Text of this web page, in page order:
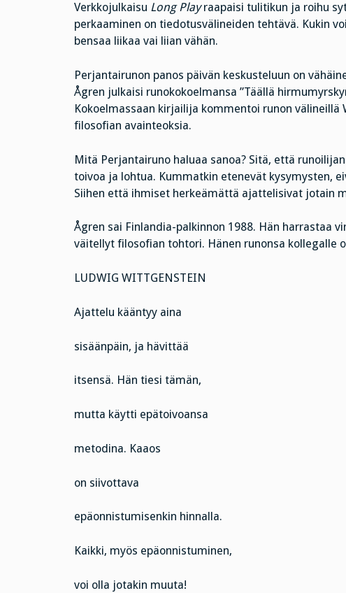
Verkkojulkaisu Long Playraapaisi tulitikun ja roihu
perkaaminen on tiedotusvälineiden tehtävä. Kukin
bensaa liikaa vai liian vähän.
Perjantairunon panos päivän keskusteluun on
Ågren julkaisi runokokoelmansa ”Täällä
Kokoelmassaan kirjailija kommentoi runon
filosofian avainteoksia.
Mitä Perjantairuno haluaa sanoa? Sitä, että
toivoa ja lohtua. Kummatkin etenevät kysymysten,
Siihen että ihmiset herkeämättä ajattelisivat jotain
Ågren sai Finlandia-palkinnon 1988. Hän harrastaa
väitellyt filosofian tohtori. Hänen runonsa kollegalle
LUDWIG WITTGENSTEIN
Ajattelu kääntyy aina
sisäänpäin, ja hävittää
itsensä. Hän tiesi tämän,
mutta käytti epätoivoansa
metodina. Kaaos
on siivottava
epäonnistumisenkin hinnalla.
Kaikki, myös epäonnistuminen,
voi olla jotakin muuta!